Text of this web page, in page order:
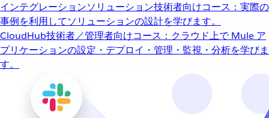
インテグレーションソリューション技術者向けコース：実際の
事例を利用してソリューションの設計を学びます。
CloudHub技術者／管理者向けコース：クラウド上で Mule ア
プリケーションの設定・デプロイ・管理・監視・分析を学びま
す。